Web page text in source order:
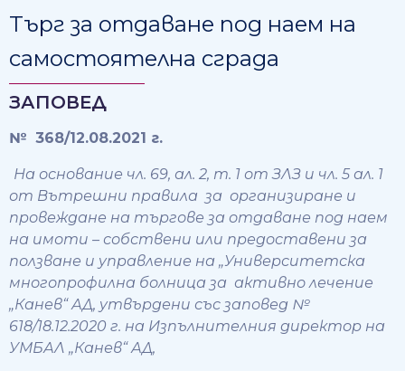
Tърг за отдаване под наем на
самостоятелна сграда
ЗАПОВЕД
№ 368/12.08.2021 г.
На основание чл. 69, ал. 2, т. 1 от ЗЛЗ и чл. 5 ал. 1
от Вътрешни правила за организиране и
провеждане на търгове за отдаване под наем
на имоти – собствени или предоставени за
ползване и управление на „Университетска
многопрофилна болница за активно лечение
„Канев“ АД, утвърдени със заповед №
618/18.12.2020 г. на Изпълнителния директор на
УМБАЛ „Канев“ АД,